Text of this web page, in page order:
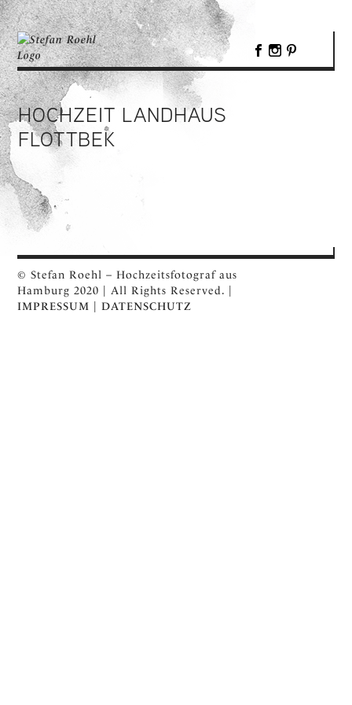
HOCHZEIT LANDHAUS
FLOTTBEK
© Stefan Roehl – Hochzeitsfotograf aus
Hamburg 2020 | All Rights Reserved. |
IMPRESSUM |DATENSCHUTZ